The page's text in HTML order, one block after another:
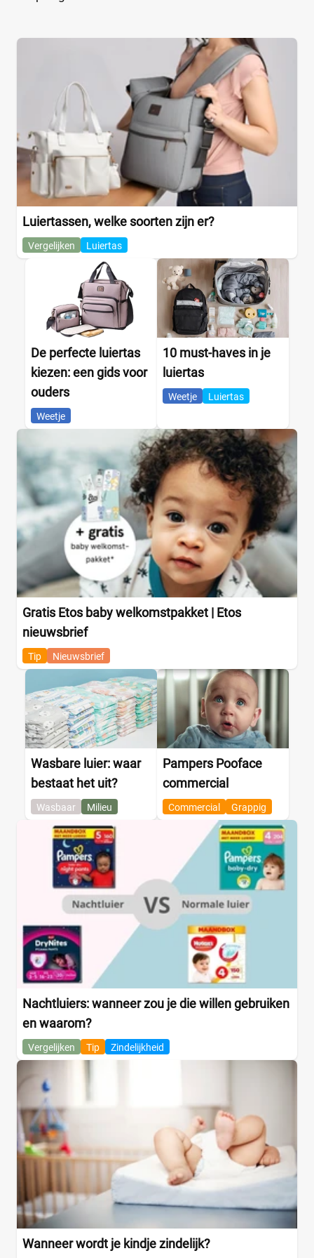
Luiertassen, welke soorten zijn er?
Vergelijken Luiertas
De perfecte luiertas
kiezen: een gids voor
ouders
Weetje
10 must-haves in je
luiertas
Weetje Luiertas
Gratis Etos baby welkomstpakket | Etos
nieuwsbrief
Tip Nieuwsbrief
Wasbare luier: waar
bestaat het uit?
Wasbaar Milieu
Pampers Pooface
commercial
Commercial Grappig
Nachtluiers: wanneer zou je die willen gebruiken
en waarom?
Vergelijken Tip Zindelijkheid
Wanneer wordt je kindje zindelijk?